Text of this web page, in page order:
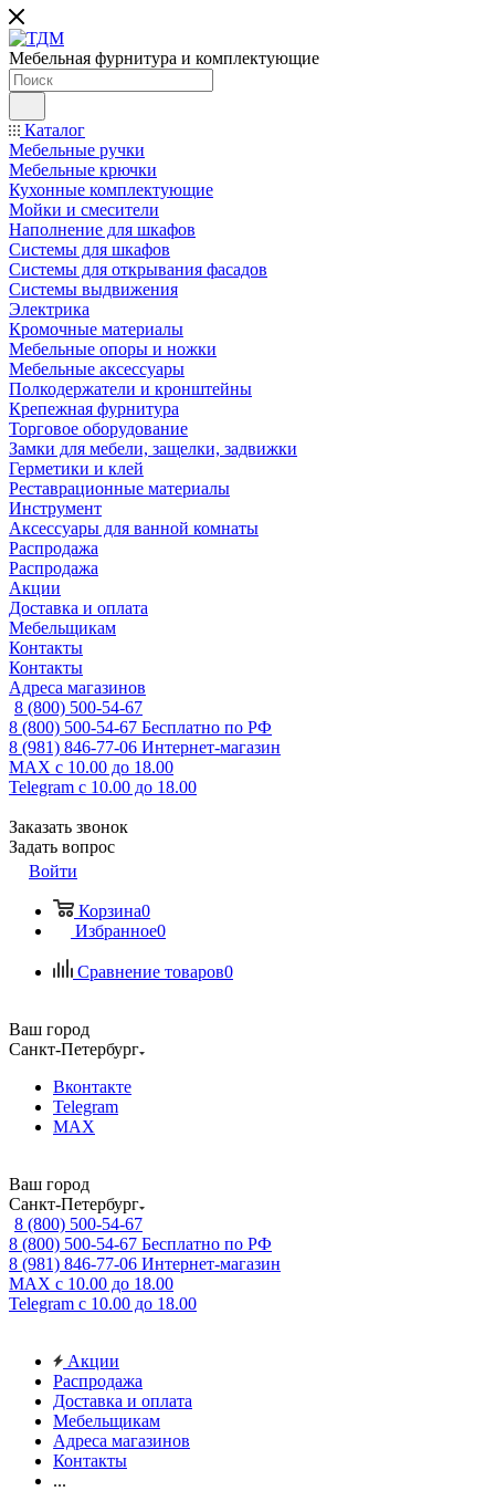
Мебельная фурнитура и комплектующие
Каталог
Мебельные ручки
Мебельные крючки
Кухонные комплектующие
Мойки и смесители
Наполнение для шкафов
Cистемы для шкафов
Системы для открывания фасадов
Системы выдвижения
Электрика
Кромочные материалы
Мебельные опоры и ножки
Мебельные аксессуары
Полкодержатели и кронштейны
Крепежная фурнитура
Торговое оборудование
Замки для мебели, защелки, задвижки
Герметики и клей
Реставрационные материалы
Инструмент
Аксессуары для ванной комнаты
Распродажа
Распродажа
Акции
Доставка и оплата
Мебельщикам
Контакты
Контакты
Адреса магазинов
8 (800) 500-54-67
8 (800) 500-54-67 Бесплатно по РФ
8 (981) 846-77-06 Интернет-магазин
MAX с 10.00 до 18.00
Telegram с 10.00 до 18.00
Заказать звонок
Задать вопрос
Войти
Корзина0
Избранное0
Сравнение товаров0
Ваш город
Санкт-Петербург
Вконтакте
Telegram
MAX
Ваш город
Санкт-Петербург
8 (800) 500-54-67
8 (800) 500-54-67 Бесплатно по РФ
8 (981) 846-77-06 Интернет-магазин
MAX с 10.00 до 18.00
Telegram с 10.00 до 18.00
Акции
Распродажа
Доставка и оплата
Мебельщикам
Адреса магазинов
Контакты
...